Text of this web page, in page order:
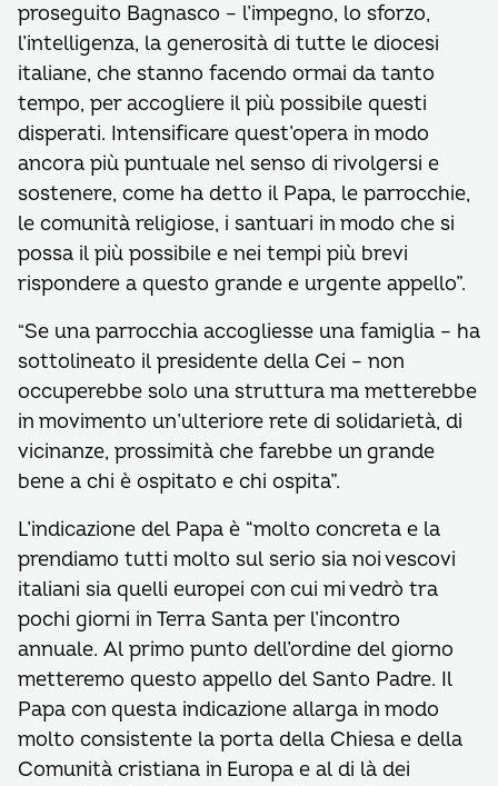
proseguito Bagnasco – l’impegno, lo sforzo,
l’intelligenza, la generosità di tutte le diocesi
italiane, che stanno facendo ormai da tanto
tempo, per accogliere il più possibile questi
disperati. Intensificare quest’opera in modo
ancora più puntuale nel senso di rivolgersi e
sostenere, come ha detto il Papa, le parrocchie,
le comunità religiose, i santuari in modo che si
possa il più possibile e nei tempi più brevi
rispondere a questo grande e urgente appello”.
“Se una parrocchia accogliesse una famiglia – ha
sottolineato il presidente della Cei – non
occuperebbe solo una struttura ma metterebbe
in movimento un’ulteriore rete di solidarietà, di
vicinanze, prossimità che farebbe un grande
bene a chi è ospitato e chi ospita”.
L’indicazione del Papa è “molto concreta e la
prendiamo tutti molto sul serio sia noi vescovi
italiani sia quelli europei con cui mi vedrò tra
pochi giorni in Terra Santa per l’incontro
annuale. Al primo punto dell’ordine del giorno
metteremo questo appello del Santo Padre. Il
Papa con questa indicazione allarga in modo
molto consistente la porta della Chiesa e della
Comunità cristiana in Europa e al di là dei